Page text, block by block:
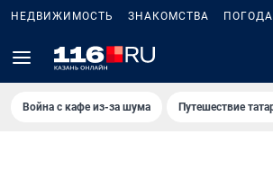
НЕДВИЖИМОСТЬ ЗНАКОМСТВА ПОГОДА
Война с кафе из-за шума Путешествие